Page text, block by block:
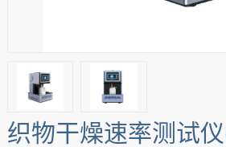
织物干燥速率测试